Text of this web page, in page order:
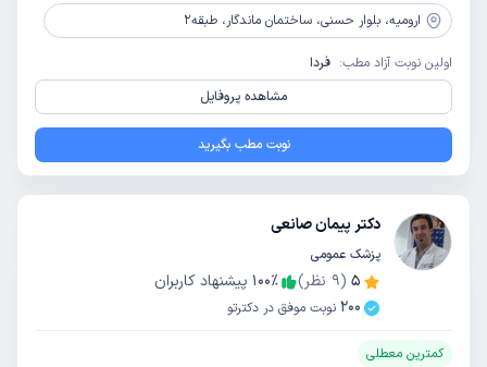
ارومیه، بلوار حسنی، ساختمان ماندگار، طبقه2
اولین نوبت آزاد مطب: فردا
مشاهده پروفایل
نوبت مطب بگیرید
دکتر پیمان صانعی
پزشک عمومی
5
(
9 نظر) 100٪
پیشنهاد کاربران
200 نوبت موفق در دکترتو
کمترین معطلی